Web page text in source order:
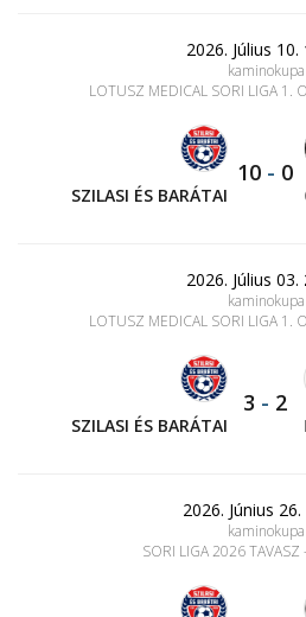
2026. Július 10.
kaminokupa
LOTUSZ MEDICAL SORI LIGA 1.
SZILASI ÉS BARÁTAI
10 - 0
2026. Július 03.
kaminokupa
LOTUSZ MEDICAL SORI LIGA 1.
SZILASI ÉS BARÁTAI
3 - 2
2026. Június 26.
kaminokupa
SORI LIGA 2026 TAVASZ